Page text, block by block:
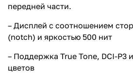
передней части.
– Дисплей с соотношением
(notch) и яркостью 500 нит
– Поддержка True Tone, DCI-P3
цветов